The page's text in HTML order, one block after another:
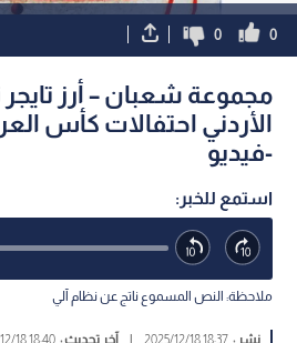
0
0
مجموعة شعبان – أرز
الأردني احتفالات كأس
-فيديو
استمع للخبر:
ملاحظة: النص المسموع ناتج عن نظام آلي
نشر :18:37 2025/12/18
| آخر تحديث :18:40 2025/12/18